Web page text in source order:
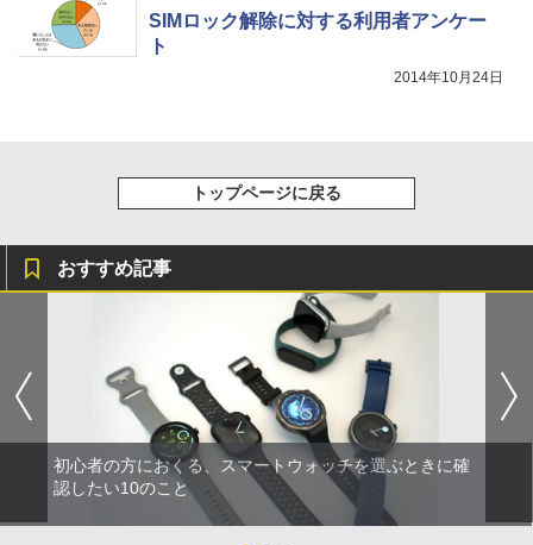
SIMロック解除に対する利用者アンケー
ト
2014年10月24日
トップページに戻る
おすすめ記事
初心者の方におくる、スマートウォッチを選ぶときに確
認したい10のこと